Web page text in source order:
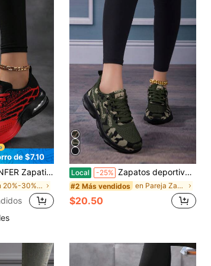
de $7.10
de tejido transpirable, zapatos de cordones de color rosa y blanco de corte bajo - Calzado cómodo para todas las estaciones
en 20%-30% de descuento Calzado deportivo para muj
Local -25% Zapatos deportivos casuales ligeros con cordones de malla de camuflaje de unicolor para mujer, para todas las estaciones, tenis para mujer
#2 Más vendidos en Pareja Zapatillas De Mujer
$20.50